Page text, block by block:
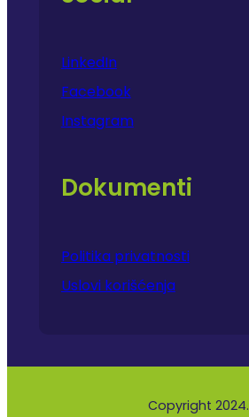
LinkedIn
Facebook
Instagram
Dokumenti
Politika privatnosti
Uslovi korišćenja
Copyright 2024.